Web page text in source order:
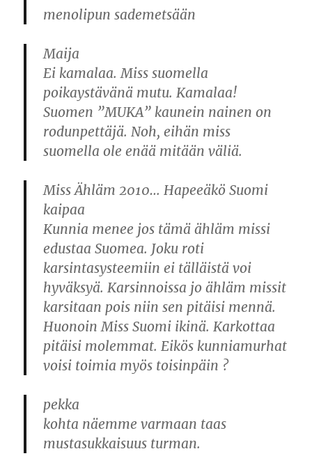
menolipun sademetsään
Maija
Ei kamalaa. Miss suomella
poikaystävänä mutu. Kamalaa!
Suomen ”MUKA” kaunein nainen on
rodunpettäjä. Noh, eihän miss
suomella ole enää mitään väliä.
Miss Ähläm 2010… Hapeeäkö Suomi
kaipaa
Kunnia menee jos tämä ähläm missi
edustaa Suomea. Joku roti
karsintasysteemiin ei tälläistä voi
hyväksyä. Karsinnoissa jo ähläm missit
karsitaan pois niin sen pitäisi mennä.
Huonoin Miss Suomi ikinä. Karkottaa
pitäisi molemmat. Eikös kunniamurhat
voisi toimia myös toisinpäin ?
pekka
kohta näemme varmaan taas
mustasukkaisuus turman.